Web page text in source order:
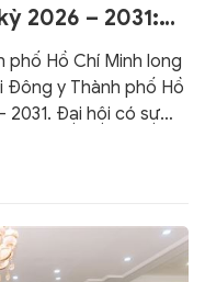
2026 – 2031:
huy tinh thần
– Phát
phố Hồ Chí Minh long
y Thành phố Hồ
2031. Đại hội có sự
đại diện cho hơn